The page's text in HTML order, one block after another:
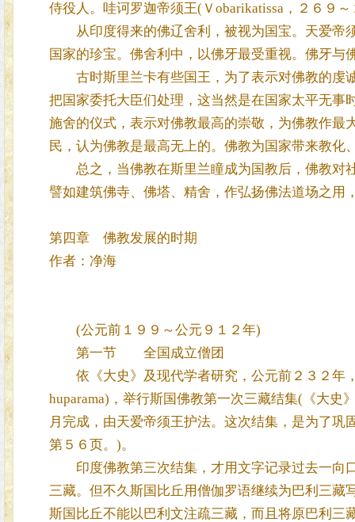
侍役人。哇诃罗迦帝须王(Ｖobarikatissa，２６９
从印度得来的佛辽舍利，被视为国宝。天爱帝
国家的珍宝。佛舍利中，以佛牙最受重视。佛牙与
古时斯里兰卡有些国王，为了表示对佛教的虔
把国家委托大臣们处理，这当然是在国家太平无事
施舍的仪式，表示对佛教最高的崇敬，为佛教作最
民，认为佛教是最高无上的。佛教为国家带来教
总之，当佛教在斯里兰瞳成为国教后，佛教对
譬如建筑佛寺、佛塔、精舍，作弘扬佛法道场之用
第四章 佛教发展的时期
作者：净海
(公元前１９９～公元９１２年)
第一节 全国成立僧团
依《大史》及现代学者研究，公元前２３２年
huparama)，举行斯国佛教第一次三藏结集(《大
月完成，由天爱帝须王护法。这次结集，是为了巩
第５６页。)。
印度佛教第三次结集，才用文字记录过去一向
三藏。但不久斯国比丘用僧伽罗语继续为巴利三藏
斯国比丘不能以巴利文注疏三藏，而且将原巴利三